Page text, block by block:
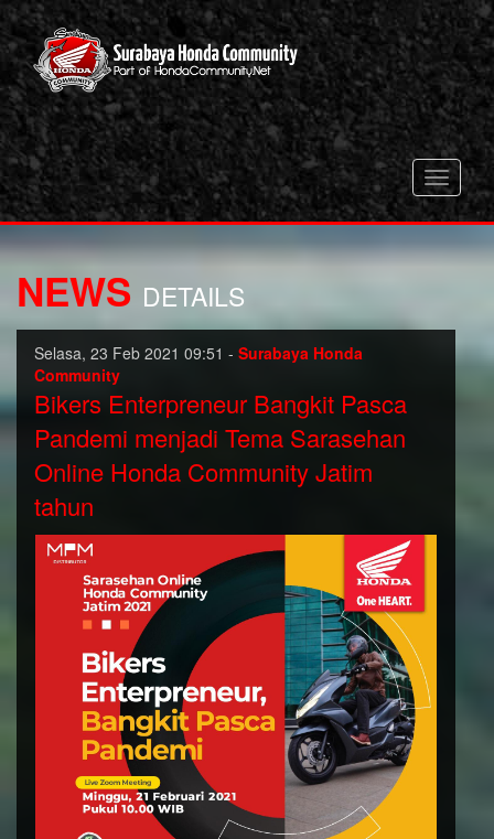
Toggle
NEWS DETAILS
Selasa, 23 Feb 2021 09:51 - Surabaya Honda
Community
Bikers Enterpreneur Bangkit Pasca
Pandemi menjadi Tema Sarasehan
Online Honda Community Jatim
tahun